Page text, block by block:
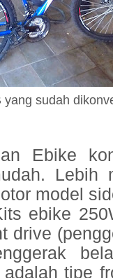
yang sudah
Ebike
Lebih
model
ebike
drive
tipe